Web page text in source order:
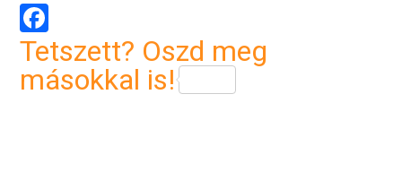
Tetszett? Oszd meg
másokkal is!